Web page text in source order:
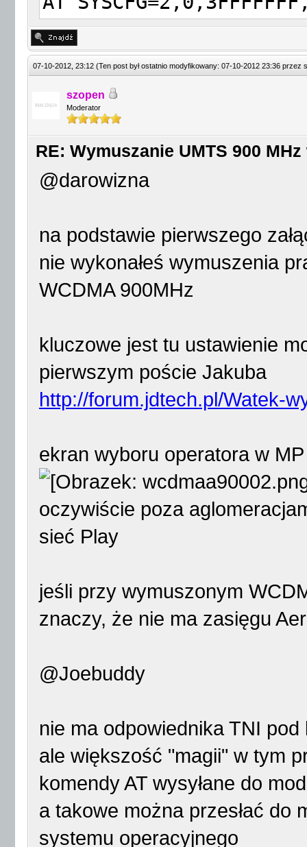
07-10-2012, 23:12 (Ten post był ostatnio modyfikowany: 07-10-2012 23:36 przez
szopen
Moderator
RE: Wymuszanie UMTS 900
@darowizna
na podstawie pierwszego
nie wykonałeś wymuszenia
WCDMA 900MHz
kluczowe jest tu ustawienie
pierwszym poście Jakuba
http://forum.jdtech.pl/Watek-
ekran wyboru operatora w
oczywiście poza
sieć Play
jeśli przy wymuszonym
znaczy, że nie ma zasięgu
@Joebuddy
nie ma odpowiednika TNI pod
ale większość "magii" w tym
komendy AT wysyłane do
a takowe można przesłać do
systemu operacyjnego